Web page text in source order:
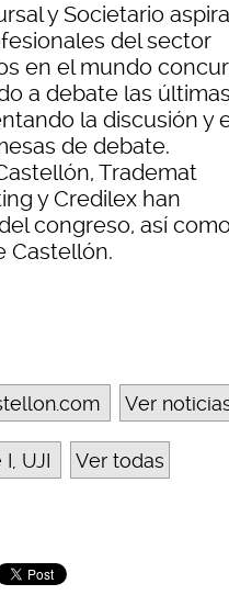
y Societario
del sector
en el mundo
a debate las
la discusión y
de debate.
Trademat
y Credilex han
congreso, así
Castellón.
Ver
UJI Ver todas